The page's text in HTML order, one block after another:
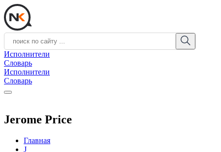
Исполнители
Словарь
Исполнители
Словарь
Jerome Price
Главная
J